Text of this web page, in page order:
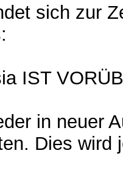
sich zur
IST
in neuer
Dies